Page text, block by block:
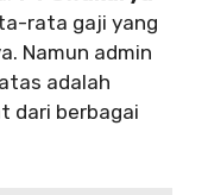
rata gaji yang
Namun admin
adalah
dari berbagai